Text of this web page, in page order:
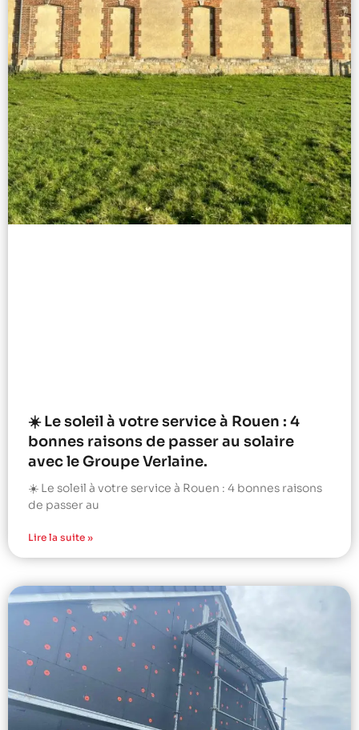
☀️ Le soleil à votre service à Rouen : 4
bonnes raisons de passer au solaire
avec le Groupe Verlaine.
☀️ Le soleil à votre service à Rouen : 4 bonnes raisons
de passer au
Lire la suite »